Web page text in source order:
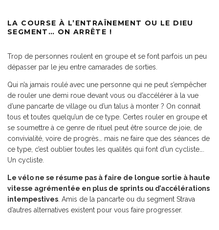
LA COURSE À L’ENTRAÎNEMENT OU LE DIEU
SEGMENT… ON ARRÊTE !
Trop de personnes roulent en groupe et se font parfois un peu
dépasser par le jeu entre camarades de sorties.
Qui n’a jamais roulé avec une personne qui ne peut s’empêcher
de rouler une demi roue devant vous ou d’accélérer à la vue
d’une pancarte de village ou d’un talus à monter ? On connait
tous et toutes quelqu’un de ce type. Certes rouler en groupe et
se soumettre à ce genre de rituel peut être source de joie, de
convivialité, voire de progrès… mais ne faire que des séances de
ce type, c’est oublier toutes les qualités qui font d’un cycliste….
Un cycliste.
Le vélo ne se résume pas à faire de longue sortie à haute
vitesse agrémentée en plus de sprints ou d’accélérations
intempestives . Amis de la pancarte ou du segment Strava
d’autres alternatives existent pour vous faire progresser.